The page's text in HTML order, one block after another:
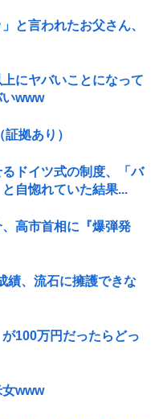
と言われたお父さん、
にヤバいことになって
www
拠あり）
ドイツ式の制度、「バ
自惚れていた結果...
、高市首相に『爆弾発
績、流石に擁護できな
100万円だったらどっ
女www